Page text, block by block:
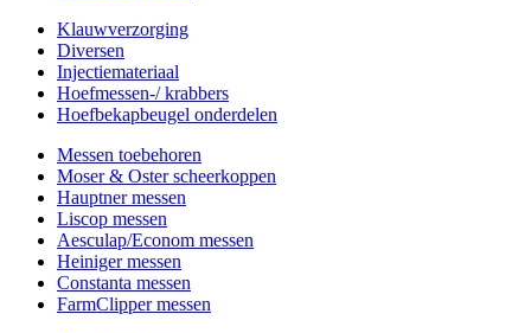
Klauwverzorging
Diversen
Injectiemateriaal
Hoefmessen-/ krabbers
Hoefbekapbeugel onderdelen
Messen toebehoren
Moser & Oster scheerkoppen
Hauptner messen
Liscop messen
Aesculap/Econom messen
Heiniger messen
Constanta messen
FarmClipper messen